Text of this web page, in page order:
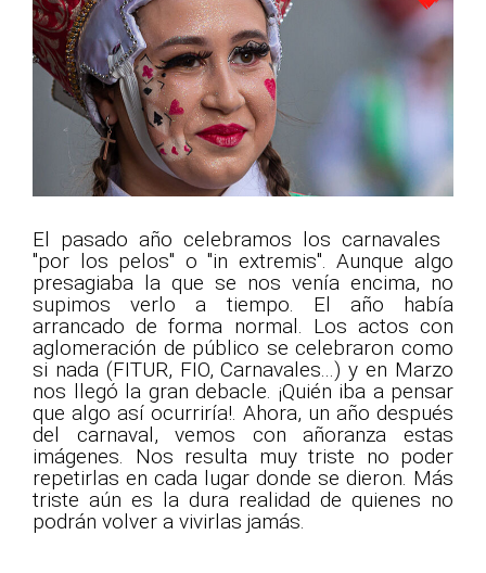
El pasado año celebramos los carnavales
"por los pelos" o "in extremis". Aunque algo
presagiaba la que se nos venía encima, no
supimos verlo a tiempo. El año había
arrancado de forma normal. Los actos con
aglomeración de público se celebraron como
si nada (FITUR, FIO, Carnavales...) y en Marzo
nos llegó la gran debacle. ¡Quién iba a pensar
que algo así ocurriría!. Ahora, un año después
del carnaval, vemos con añoranza estas
imágenes. Nos resulta muy triste no poder
repetirlas en cada lugar donde se dieron. Más
triste aún es la dura realidad de quienes no
podrán volver a vivirlas jamás.